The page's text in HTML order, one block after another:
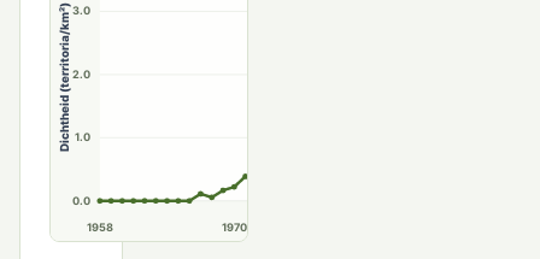
0.0
1.0
2.0
3.0
Dichtheid (territoria/km²)
1958 1970
Kruisbek
Putter